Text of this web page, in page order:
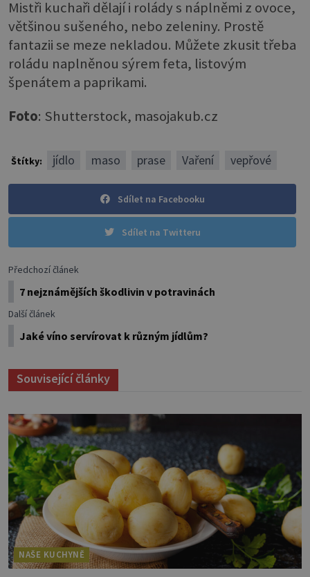
Mistři kuchaři dělají i rolády s náplněmi z ovoce,
většinou sušeného, nebo zeleniny. Prostě
fantazii se meze nekladou. Můžete zkusit třeba
roládu naplněnou sýrem feta, listovým
špenátem a paprikami.
Foto: Shutterstock, masojakub.cz
Štítky: jídlo maso prase Vaření vepřové
Sdílet na Facebooku
Sdílet na Twitteru
Předchozí článek
7 nejznámějších škodlivin v potravinách
Další článek
Jaké víno servírovat k různým jídlům?
Související články
NAŠE KUCHYNĚ